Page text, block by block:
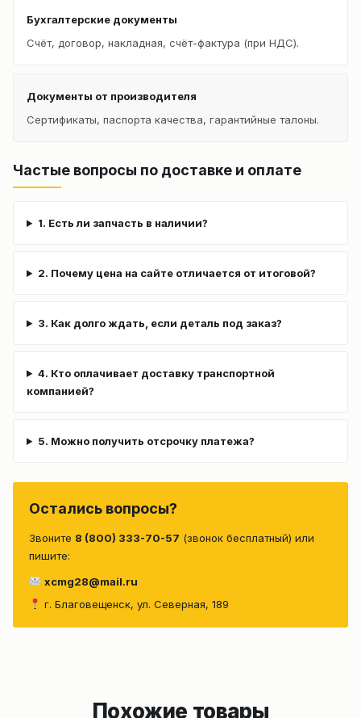
Бухгалтерские документы
Счёт, договор, накладная, счёт-фактура (при НДС).
Документы от производителя
Сертификаты, паспорта качества, гарантийные талоны.
Частые вопросы по доставке и оплате
1. Есть ли запчасть в наличии?
2. Почему цена на сайте отличается от итоговой?
3. Как долго ждать, если деталь под заказ?
4. Кто оплачивает доставку транспортной
компанией?
5. Можно получить отсрочку платежа?
Остались вопросы?
Звоните 8 (800) 333-70-57 (звонок бесплатный) или
пишите:
xcmg28@mail.ru
г. Благовещенск, ул. Северная, 189
Похожие товары